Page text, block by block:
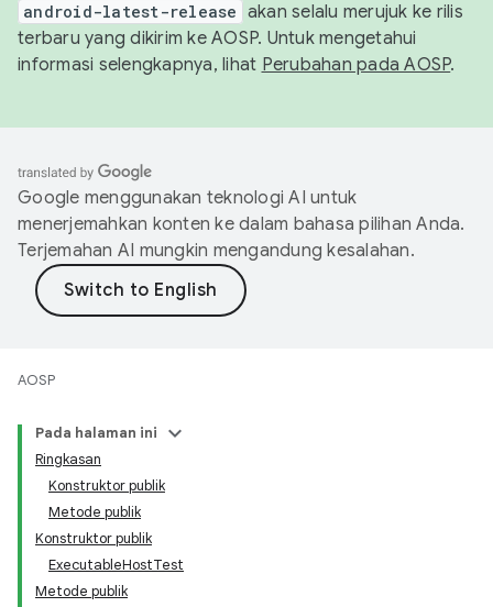
android-latest-release akan selalu merujuk ke rilis
terbaru yang dikirim ke AOSP. Untuk mengetahui
informasi selengkapnya, lihat Perubahan pada AOSP.
Google menggunakan teknologi AI untuk
menerjemahkan konten ke dalam bahasa pilihan Anda.
Terjemahan AI mungkin mengandung kesalahan.
AOSP
Pada halaman ini
Ringkasan
Konstruktor publik
Metode publik
Konstruktor publik
ExecutableHostTest
Metode publik